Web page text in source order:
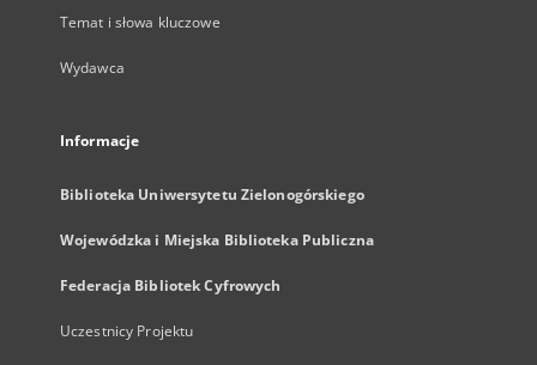
Temat i słowa kluczowe
Wydawca
Informacje
Biblioteka Uniwersytetu Zielonogórskiego
Wojewódzka i Miejska Biblioteka Publiczna
Federacja Bibliotek Cyfrowych
Uczestnicy Projektu